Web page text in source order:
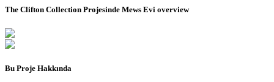
The Clifton Collection Projesinde Mews Evi overview
Bu Proje Hakkında